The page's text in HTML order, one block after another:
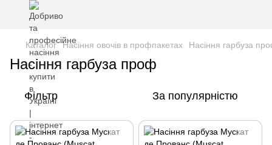
Каталог Насіння овочів в профпакетах Насіння гарбуза
Насіння гарбуза проф
Фільтр За популярністю